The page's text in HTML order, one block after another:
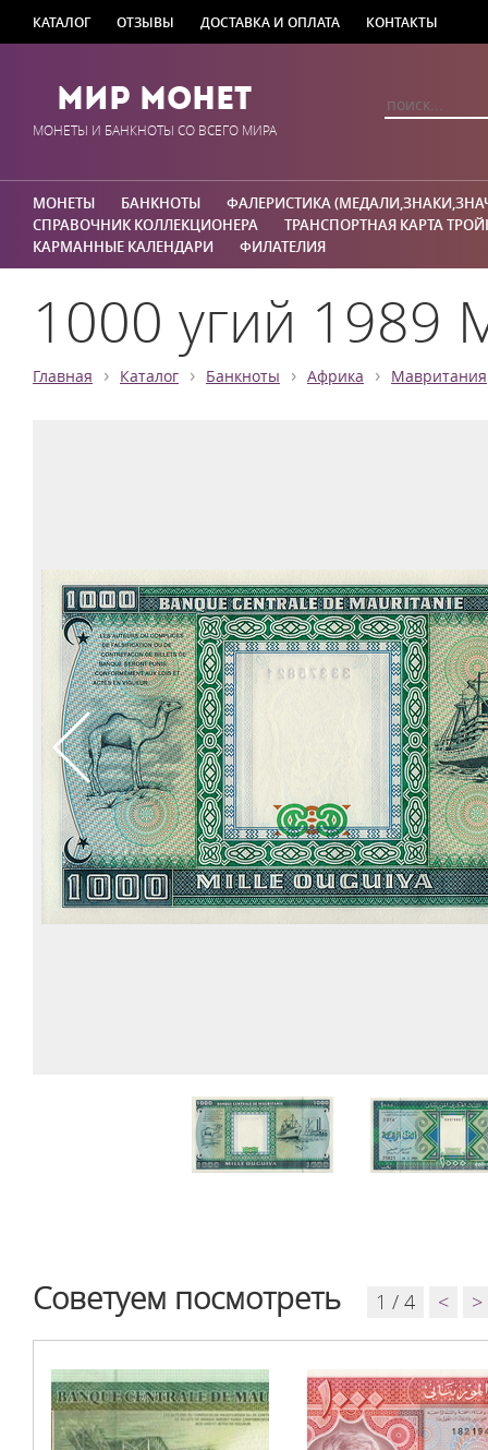
КАТАЛОГ ОТЗЫВЫ ДОСТАВКА И ОПЛАТА КОНТАКТЫ
Мир Монет
МОНЕТЫ И БАНКНОТЫ СО ВСЕГО МИРА
МОНЕТЫ БАНКНОТЫ
ФАЛЕРИСТИКА
СПРАВОЧНИК КОЛЛЕКЦИОНЕРА
ТРАНСПОРТНАЯ КАРТА
КАРМАННЫЕ КАЛЕНДАРИ
ФИЛАТЕЛИЯ
1000 угий 1989
Главная › Каталог › Банкноты › Африка › Мавритания
Советуем посмотреть 1 / 4 < >